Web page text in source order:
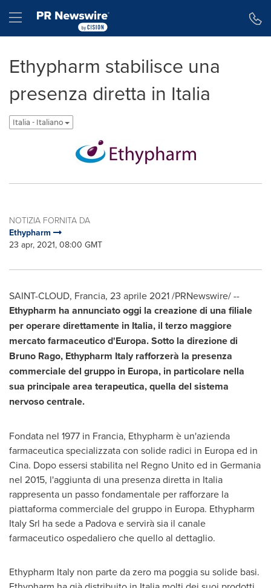
Hamburger menu
Ethypharm stabilisce una
presenza diretta in Italia
Italia - Italiano
NOTIZIA FORNITA DA
Ethypharm
23 apr, 2021, 08:00 GMT
SAINT-CLOUD, Francia, 23 aprile 2021 /PRNewswire/ --
Ethypharm ha annunciato oggi la creazione di una filiale
per operare direttamente in Italia, il terzo maggiore
mercato farmaceutico d'Europa. Sotto la direzione di
Bruno Rago, Ethypharm Italy rafforzerà la presenza
commerciale del gruppo in Europa, in particolare nella
sua principale area terapeutica, quella del sistema
nervoso centrale.
Fondata nel 1977 in Francia, Ethypharm è un'azienda
farmaceutica specializzata con solide radici in Europa ed in
Cina. Dopo essersi stabilita nel Regno Unito ed in Germania
nel 2015, l'aggiunta di una presenza diretta in Italia
rappresenta un passo fondamentale per rafforzare la
piattaforma commerciale del gruppo in Europa. Ethypharm
Italy Srl ha sede a Padova e servirà sia il canale
farmaceutico ospedaliero che quello al dettaglio.
Ethypharm Italy non parte da zero ma poggia su solide basi.